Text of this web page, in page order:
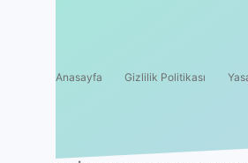
Anasayfa Gizlilik Politikası